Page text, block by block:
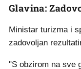
Glavina:
Ministar turizma i
zadovoljan
"S obzirom na sve